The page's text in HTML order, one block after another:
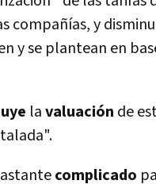
compañías, y
y se plantean en
lavaluación de
complicado